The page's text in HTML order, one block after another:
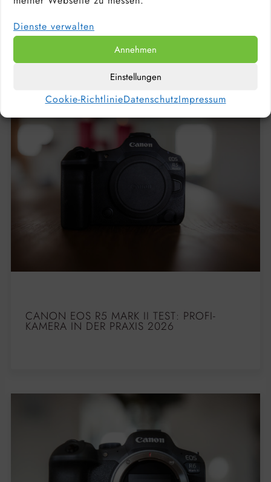
Dienste verwalten
Annehmen
Einstellungen
Cookie-RichtlinieDatenschutzImpressum
Facebook
Pinterest
LinkedIn
500px
CANON EOS R5 MARK II TEST: PROFI-
KAMERA IN DER PRAXIS 2026